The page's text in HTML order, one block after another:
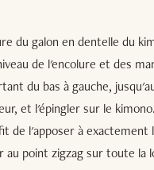
du galon en dentelle du
de l'encolure et des
du bas à gauche,
et l'épingler sur le
l'apposer à exactement
au point zigzag sur toute la